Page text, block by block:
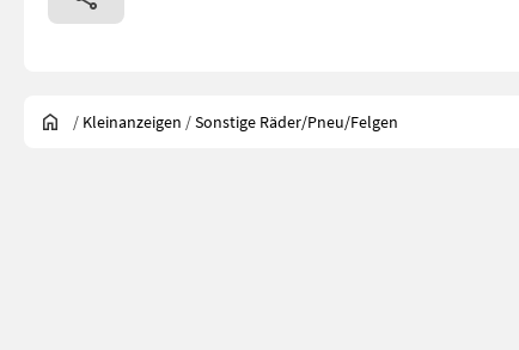
/ Kleinanzeigen /Sonstige Räder/Pneu/Felgen